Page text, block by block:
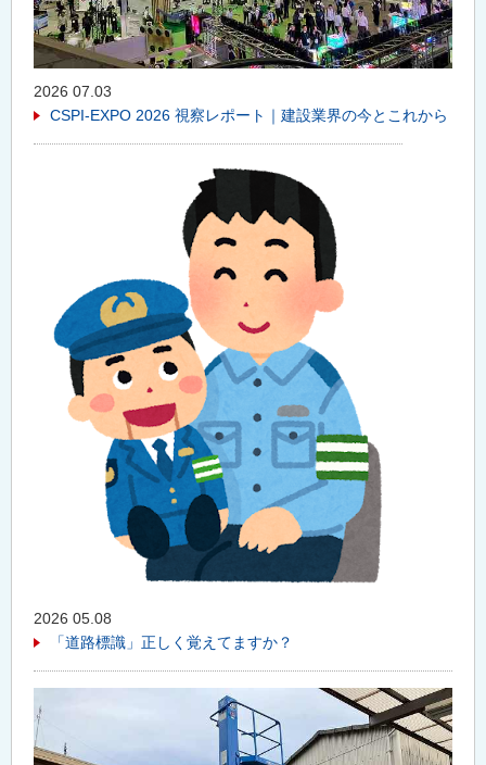
2026 07.03
CSPI-EXPO 2026 視察レポート｜建設業界の今とこれから
2026 05.08
「道路標識」正しく覚えてますか？